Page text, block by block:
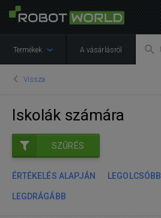
Termékek A vásárlásról
Vissza
Iskolák számára
SZŰRÉS
ÉRTÉKELÉS ALAPJÁN LEGOLCSÓBB
LEGDRÁGÁBB